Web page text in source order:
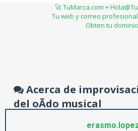
🚀 TuMarca.com +
Tu web y correo
Obten tu
Acerca de
del oÃ­do musical